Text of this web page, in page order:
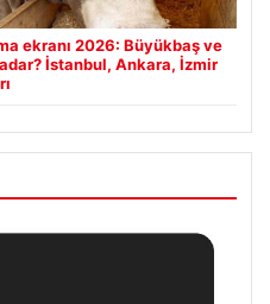
ekranı 2026: Büyükbaş ve
İstanbul, Ankara, İzmir